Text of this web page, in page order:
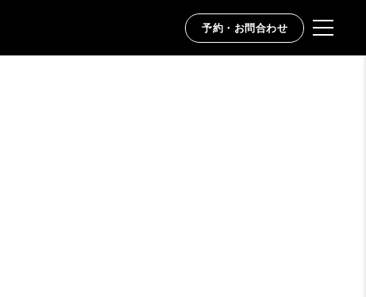
予約・お問合わせ